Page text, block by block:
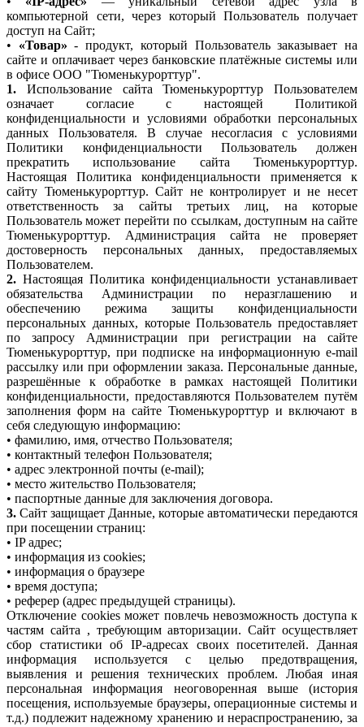
компьютерной сети, через который Пользователь получает
доступ на Сайт;
• «Товар» - продукт, который Пользователь заказывает на
сайте и оплачивает через банковские платёжные системы или
в офисе ООО "Тюменькурорттур".
1. Использование сайта Тюменькурорттур Пользователем
означает согласие с настоящей Политикой
конфиденциальности и условиями обработки персональных
данных Пользователя. В случае несогласия с условиями
Политики конфиденциальности Пользователь должен
прекратить использование сайта Тюменькурорттур.
Настоящая Политика конфиденциальности применяется к
сайту Тюменькурорттур. Сайт не контролирует и не несет
ответственность за сайты третьих лиц, на которые
Пользователь может перейти по ссылкам, доступным на сайте
Тюменькурорттур. Администрация сайта не проверяет
достоверность персональных данных, предоставляемых
Пользователем.
2. Настоящая Политика конфиденциальности устанавливает
обязательства Администрации по неразглашению и
обеспечению режима защиты конфиденциальности
персональных данных, которые Пользователь предоставляет
по запросу Администрации при регистрации на сайте
Тюменькурорттур, при подписке на информационную e-mail
рассылку или при оформлении заказа. Персональные данные,
разрешённые к обработке в рамках настоящей Политики
конфиденциальности, предоставляются Пользователем путём
заполнения форм на сайте Тюменькурорттур и включают в
себя следующую информацию:
• фамилию, имя, отчество Пользователя;
• контактный телефон Пользователя;
• адрес электронной почты (e-mail);
• место жительство Пользователя;
• паспортные данные для заключения договора.
3. Сайт защищает Данные, которые автоматически передаются
при посещении страниц:
• IP адрес;
• информация из cookies;
• информация о браузере
• время доступа;
• реферер (адрес предыдущей страницы).
Отключение cookies может повлечь невозможность доступа к
частям сайта , требующим авторизации. Сайт осуществляет
сбор статистики об IP-адресах своих посетителей. Данная
информация используется с целью предотвращения,
выявления и решения технических проблем. Любая иная
персональная информация неоговоренная выше (история
посещения, используемые браузеры, операционные системы и
т.д.) подлежит надежному хранению и нераспространению, за